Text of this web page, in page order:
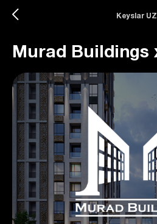
Keyslar UZ
Murad Buildings